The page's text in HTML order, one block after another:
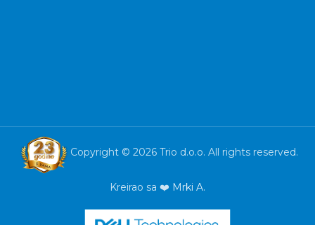
Copyright © 2026 Trio d.o.o. All rights reserved.
Kreirao sa ❤️ Mrki A.